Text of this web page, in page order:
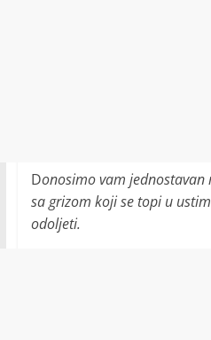
Donosimo vam jednostavan
sa grizom koji se topi u
odoljeti.